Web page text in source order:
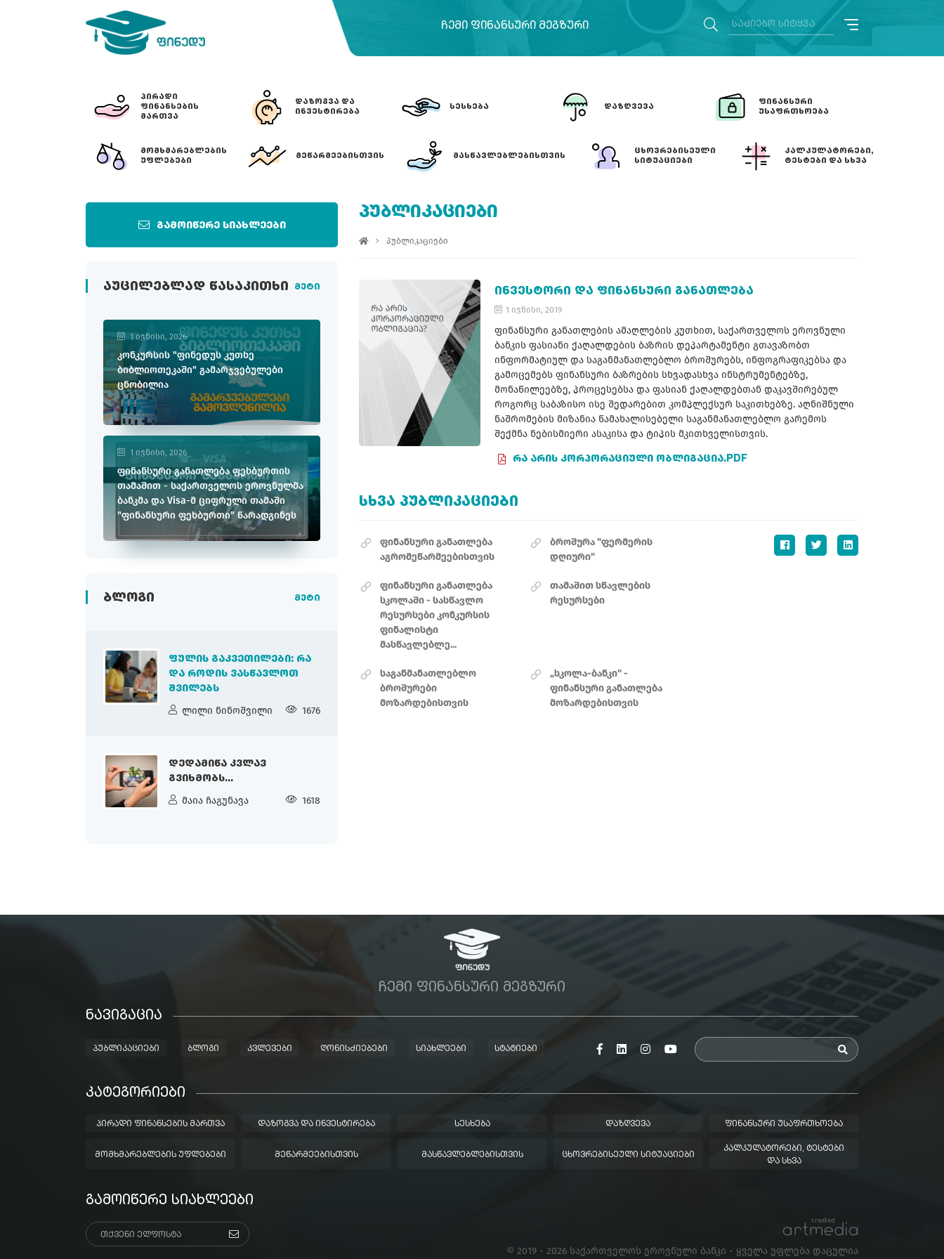
ᲩᲔᲛᲘ ᲤᲘᲜᲐᲜᲡᲣᲠᲘ ᲛᲔᲒᲖᲣᲠᲘ
ᲞᲘᲠᲐᲓᲘ
ᲤᲘᲜᲐᲜᲡᲔᲑᲘᲡ
ᲛᲐᲠᲗᲕᲐ
ᲓᲐᲖᲝᲒᲕᲐ ᲓᲐ
ᲘᲜᲕᲔᲡᲢᲘᲠᲔᲑᲐ
ᲡᲔᲡᲮᲔᲑᲐ ᲓᲐᲖᲦᲕᲔᲕᲐ
ᲤᲘᲜᲐᲜᲡᲣᲠᲘ
ᲣᲡᲐᲤᲠᲗᲮᲝᲔᲑᲐ
ᲛᲝᲛᲮᲛᲐᲠᲔᲑᲚᲔᲑᲘᲡ
ᲣᲤᲚᲔᲑᲔᲑᲘ
ᲛᲔᲬᲐᲠᲛᲔᲔᲑᲘᲡᲗᲕᲘᲡ ᲛᲐᲡᲬᲐᲕᲚᲔᲑᲚᲔᲑᲘᲡᲗᲕᲘᲡ
ᲪᲮᲝᲕᲠᲔᲑᲘᲡᲔᲣᲚᲘ
ᲡᲘᲢᲣᲐᲪᲘᲔᲑᲘ
ᲙᲐᲚᲙᲣᲚᲐᲢᲝᲠᲔᲑᲘ,
ᲢᲔᲡᲢᲔᲑᲘ ᲓᲐ ᲡᲮᲕᲐ
გამოიწერე სიახლეები
ᲐᲣᲪᲘᲚᲔᲑᲚᲐᲓ ᲬᲐᲡᲐᲙᲘᲗᲮᲘ მეტი
1 ივნისი, 2026
კონკურსის "ფინედუს კუთხე
ბიბლიოთეკაში" გამარჯვებულები
ცნობილია
1 ივნისი, 2026
ფინანსური განათლება ფეხბურთის
თამაშით - საქართველოს ეროვნულმა
ბანკმა და Visa-მ ციფრული თამაში
"ფინანსური ფეხბურთი" წარადგინეს
ᲑᲚᲝᲒᲘ მეტი
ᲤᲣᲚᲘᲡ ᲒᲐᲙᲕᲔᲗᲘᲚᲔᲑᲘ: ᲠᲐ
ᲓᲐ ᲠᲝᲓᲘᲡ ᲕᲐᲡᲬᲐᲕᲚᲝᲗ
ᲨᲕᲘᲚᲔᲑᲡ
ლილი ნინოშვილი 1676
ᲓᲔᲓᲐᲛᲘᲬᲐ ᲙᲕᲚᲐᲕ
ᲒᲕᲘᲮᲛᲝᲑᲡ...
მაია ჩაგუნავა 1618
ᲞᲣᲑᲚᲘᲙᲐᲪᲘᲔᲑᲘ
პუბლიკაციები
ᲘᲜᲕᲔᲡᲢᲝᲠᲘ ᲓᲐ ᲤᲘᲜᲐᲜᲡᲣᲠᲘ ᲒᲐᲜᲐᲗᲚᲔᲑᲐ
1 ივნისი, 2019
ფინანსური განათლების ამაღლების კუთხით, საქართველოს ეროვნული
ბანკის ფასიანი ქაღალდების ბაზრის დეპარტამენტი გთავაზობთ
ინფორმატიულ და საგანმანათლებლო ბროშურებს, ინფოგრაფიკებსა და
გამოცემებს ფინანსური ბაზრების სხვადასხვა ინსტრუმენტებზე,
მონაწილეებზე, პროცესებსა და ფასიან ქაღალდებთან დაკავშირებულ
როგორც საბაზისო ისე შედარებით კომპლექსურ საკითხებზე. აღნიშნული
ნაშრომების მიზანია წამახალისებელი საგანმანათლებლო გარემოს
შექმნა ნებისმიერი ასაკისა და ტიპის მკითხველისთვის.
ᲠᲐ ᲐᲠᲘᲡ ᲙᲝᲠᲞᲝᲠᲐᲪᲘᲣᲚᲘ ᲝᲑᲚᲘᲒᲐᲪᲘᲐ.PDF
ᲡᲮᲕᲐ ᲞᲣᲑᲚᲘᲙᲐᲪᲘᲔᲑᲘ
ფინანსური განათლება
აგრომეწარმეებისთვის
ბროშურა "ფერმერის
დღიური"
ფინანსური განათლება
სკოლაში - სასწავლო
რესურსები კონკურსის
ფინალისტი
მასწავლებლე...
თამაშით სწავლების
რესურსები
საგანმანათლებლო
ბროშურები
მოზარდებისთვის
„სკოლა-ბანკი" -
ფინანსური განათლება
მოზარდებისთვის
ᲩᲔᲛᲘ ᲤᲘᲜᲐᲜᲡᲣᲠᲘ ᲛᲔᲒᲖᲣᲠᲘ
ᲜᲐᲕᲘᲒᲐᲪᲘᲐ
ᲞᲣᲑᲚᲘᲙᲐᲪᲘᲔᲑᲘ ᲑᲚᲝᲒᲘ ᲙᲕᲚᲔᲕᲔᲑᲘ ᲦᲝᲜᲘᲡᲫᲘᲔᲑᲔᲑᲘ ᲡᲘᲐᲮᲚᲔᲔᲑᲘ ᲡᲢᲐᲢᲘᲔᲑᲘ
ᲙᲐᲢᲔᲒᲝᲠᲘᲔᲑᲘ
ᲞᲘᲠᲐᲓᲘ ᲤᲘᲜᲐᲜᲡᲔᲑᲘᲡ ᲛᲐᲠᲗᲕᲐ ᲓᲐᲖᲝᲒᲕᲐ ᲓᲐ ᲘᲜᲕᲔᲡᲢᲘᲠᲔᲑᲐ ᲡᲔᲡᲮᲔᲑᲐ ᲓᲐᲖᲦᲕᲔᲕᲐ ᲤᲘᲜᲐᲜᲡᲣᲠᲘ ᲣᲡᲐᲤᲠᲗᲮᲝᲔᲑᲐ
ᲛᲝᲛᲮᲛᲐᲠᲔᲑᲚᲔᲑᲘᲡ ᲣᲤᲚᲔᲑᲔᲑᲘ ᲛᲔᲬᲐᲠᲛᲔᲔᲑᲘᲡᲗᲕᲘᲡ ᲛᲐᲡᲬᲐᲕᲚᲔᲑᲚᲔᲑᲘᲡᲗᲕᲘᲡ ᲪᲮᲝᲕᲠᲔᲑᲘᲡᲔᲣᲚᲘ ᲡᲘᲢᲣᲐᲪᲘᲔᲑᲘ
ᲙᲐᲚᲙᲣᲚᲐᲢᲝᲠᲔᲑᲘ, ᲢᲔᲡᲢᲔᲑᲘ
ᲓᲐ ᲡᲮᲕᲐ
ᲒᲐᲛᲝᲘᲬᲔᲠᲔ ᲡᲘᲐᲮᲚᲔᲔᲑᲘ
created
© 2019 - 2026 საქართველოს ეროვნული ბანკი - ყველა უფლება დაცულია